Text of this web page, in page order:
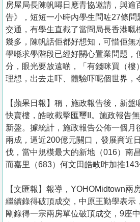
房屋局長陳帆噚日應青協邀請，與逾
告》，短短一小時內學生問咗27條問
交通，有學生直截了當問局長香港嘅
幾多，陳帆話佢都好想知，可惜佢無
學喺求學階段已經好關心置業問題，
分，眼光要放遠啲，「有錢咪買（樓
理想，出去走吓、體驗吓呢個世界，
【蘋果日報】稱，施政報告後，新
快賣樓，皓畋截擊匯璽II。施政報告
新盤。據統計，施政報告公佈一個月
兩成，逼近200億元關口，發展商近
伐，當中規模最大的新地（016）南
而嘉里（683）何文田皓畋昨加推143
【文匯報】報導，YOHOMidtown兩
繼續錄得破頂成交，中原王勤學表示
剛錄得一宗兩房單位破頂成交，9座